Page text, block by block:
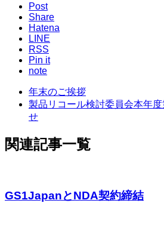
Post
Share
Hatena
LINE
RSS
Pin it
note
年末のご挨拶
製品リコール検討委員会本年
せ
関連記事一覧
GS1JapanとNDA契約締結